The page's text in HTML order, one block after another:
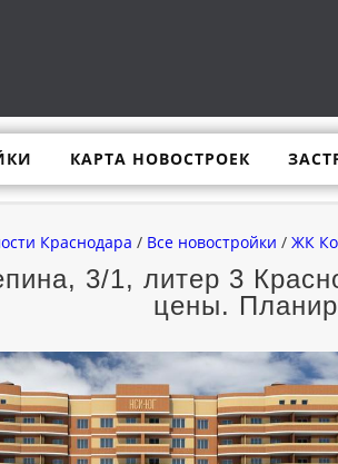
КАРТА НОВОСТРОЕК
Краснодара / Все новостройки / ЖК
3/1, литер 3
цены.